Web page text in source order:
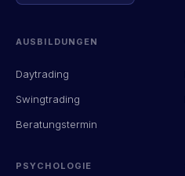
AUSBILDUNGEN
Daytrading
Swingtrading
Beratungstermin
PSYCHOLOGIE